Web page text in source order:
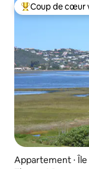
Coups de cœur
Coup de cœur
Appartement ⋅